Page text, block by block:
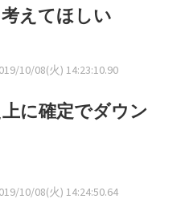
えてほしい
10/08(火) 14:23:10.90
に確定でダウン
10/08(火) 14:24:50.64